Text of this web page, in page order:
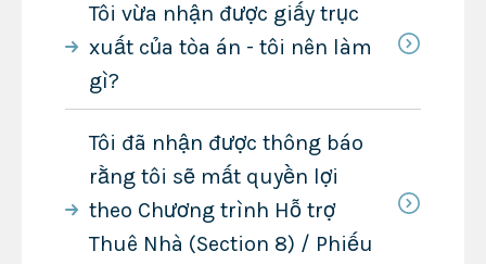
Tôi vừa nhận được giấy trục
xuất của tòa án - tôi nên làm
gì?
Tôi đã nhận được thông báo
rằng tôi sẽ mất quyền lợi
theo Chương trình Hỗ trợ
Thuê Nhà (Section 8) / Phiếu